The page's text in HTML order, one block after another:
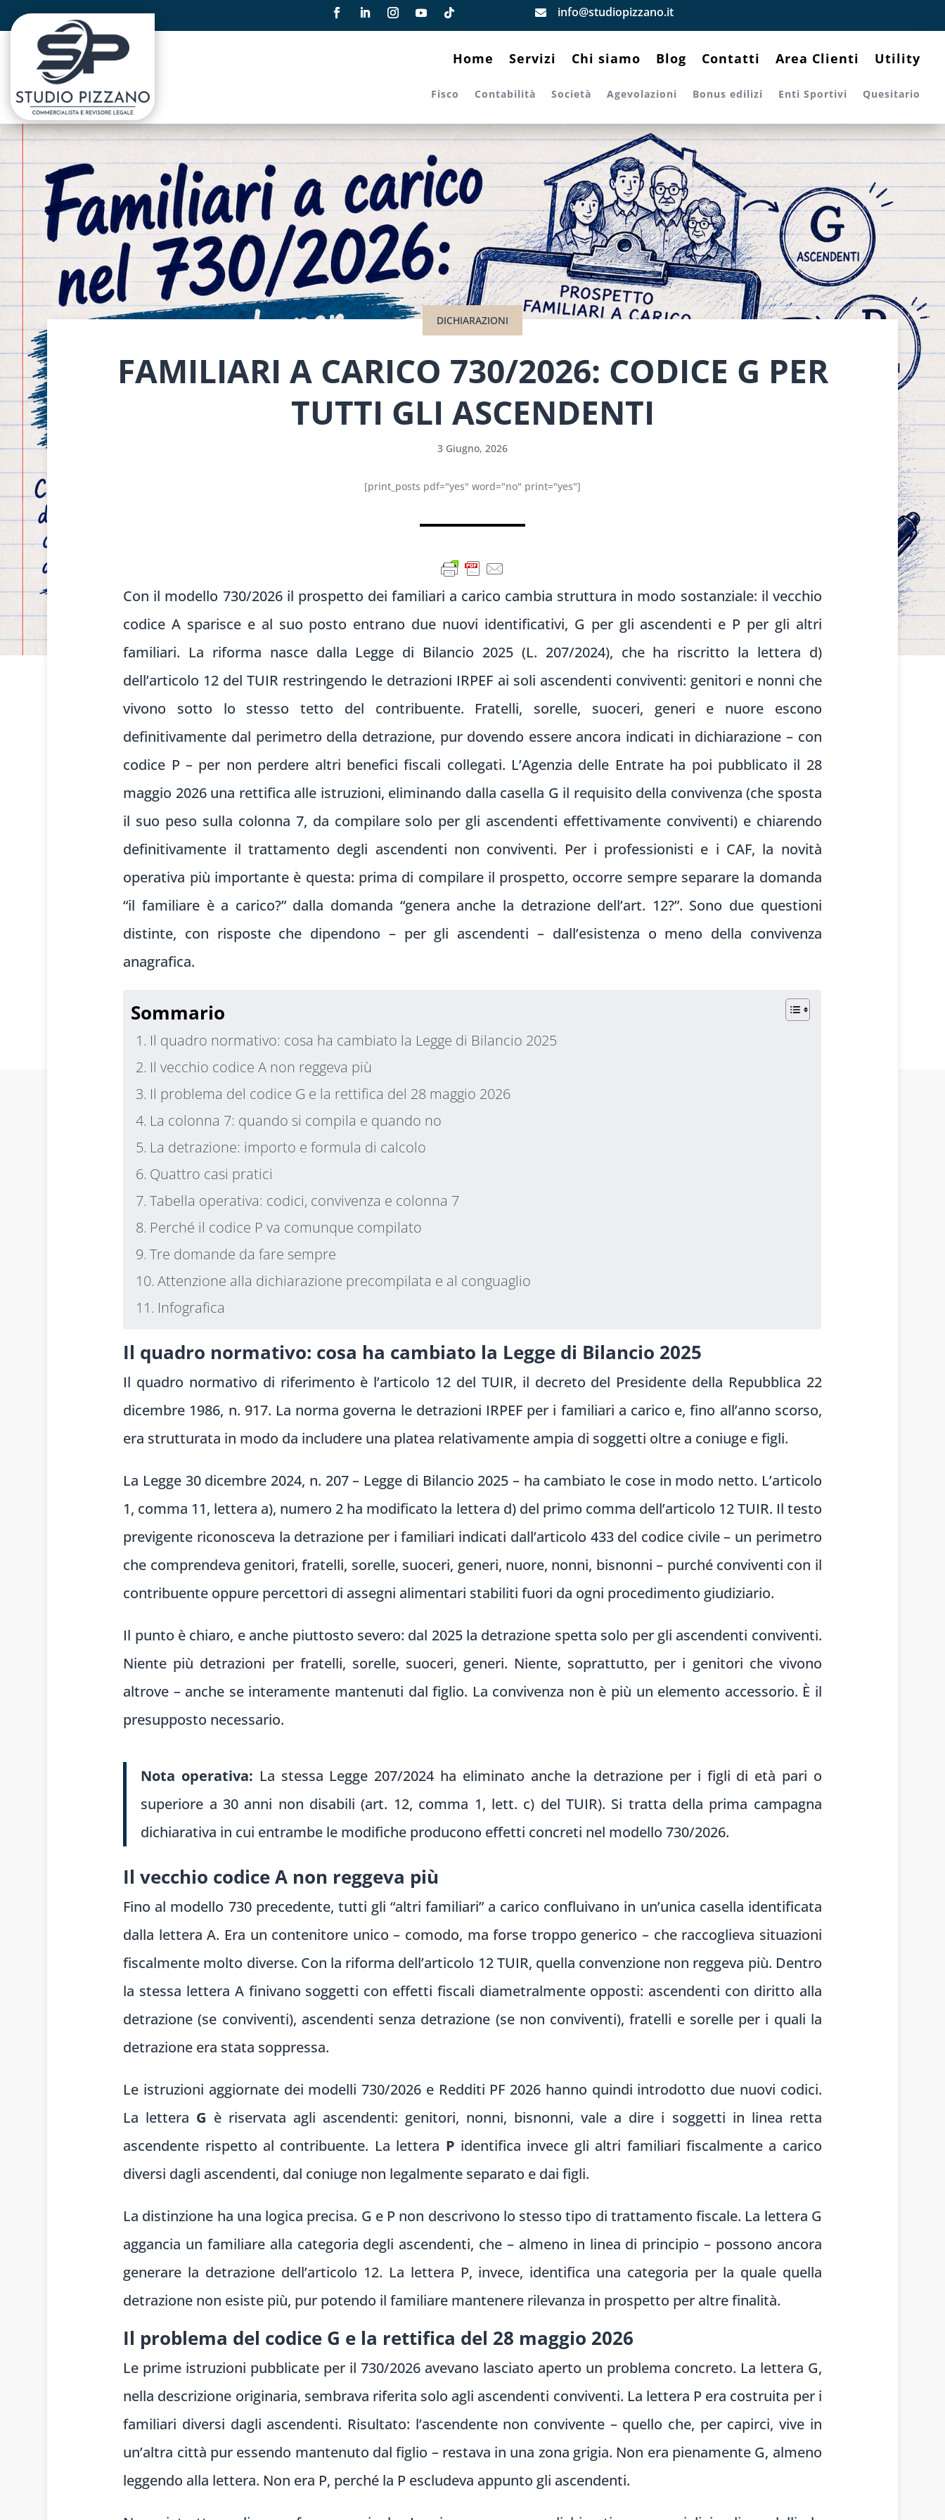
 info@studiopizzano.it
Home Servizi Chi siamo Blog Contatti Area Clienti Utility
Fisco Contabilità Società Agevolazioni Bonus edilizi Enti Sportivi Quesitario
DICHIARAZIONI
FAMILIARI A CARICO 730/2026: CODICE G PER
TUTTI GLI ASCENDENTI
3 Giugno, 2026
[print_posts pdf="yes" word="no" print="yes"]
Con il modello 730/2026 il prospetto dei familiari a carico cambia struttura in modo sostanziale: il vecchio
codice A sparisce e al suo posto entrano due nuovi identificativi, G per gli ascendenti e P per gli altri
familiari. La riforma nasce dalla Legge di Bilancio 2025 (L. 207/2024), che ha riscritto la lettera d)
dell’articolo 12 del TUIR restringendo le detrazioni IRPEF ai soli ascendenti conviventi: genitori e nonni che
vivono sotto lo stesso tetto del contribuente. Fratelli, sorelle, suoceri, generi e nuore escono
definitivamente dal perimetro della detrazione, pur dovendo essere ancora indicati in dichiarazione – con
codice P – per non perdere altri benefici fiscali collegati. L’Agenzia delle Entrate ha poi pubblicato il 28
maggio 2026 una rettifica alle istruzioni, eliminando dalla casella G il requisito della convivenza (che sposta
il suo peso sulla colonna 7, da compilare solo per gli ascendenti effettivamente conviventi) e chiarendo
definitivamente il trattamento degli ascendenti non conviventi. Per i professionisti e i CAF, la novità
operativa più importante è questa: prima di compilare il prospetto, occorre sempre separare la domanda
“il familiare è a carico?” dalla domanda “genera anche la detrazione dell’art. 12?”. Sono due questioni
distinte, con risposte che dipendono – per gli ascendenti – dall’esistenza o meno della convivenza
anagrafica.
Sommario
Il quadro normativo: cosa ha cambiato la Legge di Bilancio 2025
Il vecchio codice A non reggeva più
Il problema del codice G e la rettifica del 28 maggio 2026
La colonna 7: quando si compila e quando no
La detrazione: importo e formula di calcolo
Quattro casi pratici
Tabella operativa: codici, convivenza e colonna 7
Perché il codice P va comunque compilato
Tre domande da fare sempre
Attenzione alla dichiarazione precompilata e al conguaglio
Infografica
Il quadro normativo: cosa ha cambiato la Legge di Bilancio 2025
Il quadro normativo di riferimento è l’articolo 12 del TUIR, il decreto del Presidente della Repubblica 22
dicembre 1986, n. 917. La norma governa le detrazioni IRPEF per i familiari a carico e, fino all’anno scorso,
era strutturata in modo da includere una platea relativamente ampia di soggetti oltre a coniuge e figli.
La Legge 30 dicembre 2024, n. 207 – Legge di Bilancio 2025 – ha cambiato le cose in modo netto. L’articolo
1, comma 11, lettera a), numero 2 ha modificato la lettera d) del primo comma dell’articolo 12 TUIR. Il testo
previgente riconosceva la detrazione per i familiari indicati dall’articolo 433 del codice civile – un perimetro
che comprendeva genitori, fratelli, sorelle, suoceri, generi, nuore, nonni, bisnonni – purché conviventi con il
contribuente oppure percettori di assegni alimentari stabiliti fuori da ogni procedimento giudiziario.
Il punto è chiaro, e anche piuttosto severo: dal 2025 la detrazione spetta solo per gli ascendenti conviventi.
Niente più detrazioni per fratelli, sorelle, suoceri, generi. Niente, soprattutto, per i genitori che vivono
altrove – anche se interamente mantenuti dal figlio. La convivenza non è più un elemento accessorio. È il
presupposto necessario.
Nota operativa: La stessa Legge 207/2024 ha eliminato anche la detrazione per i figli di età pari o
superiore a 30 anni non disabili (art. 12, comma 1, lett. c) del TUIR). Si tratta della prima campagna
dichiarativa in cui entrambe le modifiche producono effetti concreti nel modello 730/2026.
Il vecchio codice A non reggeva più
Fino al modello 730 precedente, tutti gli “altri familiari” a carico confluivano in un’unica casella identificata
dalla lettera A. Era un contenitore unico – comodo, ma forse troppo generico – che raccoglieva situazioni
fiscalmente molto diverse. Con la riforma dell’articolo 12 TUIR, quella convenzione non reggeva più. Dentro
la stessa lettera A finivano soggetti con effetti fiscali diametralmente opposti: ascendenti con diritto alla
detrazione (se conviventi), ascendenti senza detrazione (se non conviventi), fratelli e sorelle per i quali la
detrazione era stata soppressa.
Le istruzioni aggiornate dei modelli 730/2026 e Redditi PF 2026 hanno quindi introdotto due nuovi codici.
La lettera G è riservata agli ascendenti: genitori, nonni, bisnonni, vale a dire i soggetti in linea retta
ascendente rispetto al contribuente. La lettera P identifica invece gli altri familiari fiscalmente a carico
diversi dagli ascendenti, dal coniuge non legalmente separato e dai figli.
La distinzione ha una logica precisa. G e P non descrivono lo stesso tipo di trattamento fiscale. La lettera G
aggancia un familiare alla categoria degli ascendenti, che – almeno in linea di principio – possono ancora
generare la detrazione dell’articolo 12. La lettera P, invece, identifica una categoria per la quale quella
detrazione non esiste più, pur potendo il familiare mantenere rilevanza in prospetto per altre finalità.
Il problema del codice G e la rettifica del 28 maggio 2026
Le prime istruzioni pubblicate per il 730/2026 avevano lasciato aperto un problema concreto. La lettera G,
nella descrizione originaria, sembrava riferita solo agli ascendenti conviventi. La lettera P era costruita per i
familiari diversi dagli ascendenti. Risultato: l’ascendente non convivente – quello che, per capirci, vive in
un’altra città pur essendo mantenuto dal figlio – restava in una zona grigia. Non era pienamente G, almeno
leggendo alla lettera. Non era P, perché la P escludeva appunto gli ascendenti.